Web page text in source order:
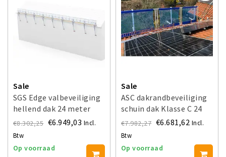
Sale
SGS Edge valbeveiliging
hellend dak 24 meter
€8.302,25 €6.949,03 Incl.
Btw
Op voorraad
Sale
ASC dakrandbeveiliging
schuin dak Klasse C 24
meter
€7.982,27 €6.681,62 Incl.
Btw
Op voorraad